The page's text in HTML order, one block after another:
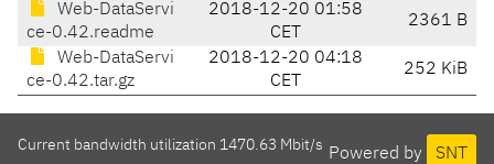
Web-DataServi
ce-0.42.readme
2018-12-20 01:58
CET
2361 B
Web-DataServi
ce-0.42.tar.gz
2018-12-20 04:18
CET
252 KiB
Powered by SNT
Current bandwidth utilization 1470.63 Mbit/s